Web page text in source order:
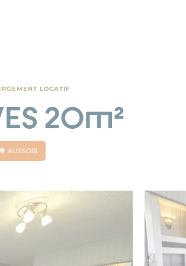
LOCATIF
20m²
AUSSOIS